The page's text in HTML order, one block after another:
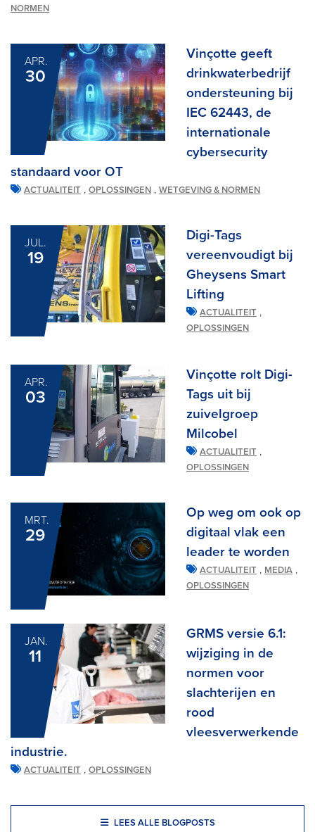
NORMEN
APR.
30
Vinçotte geeft
drinkwaterbedrijf
ondersteuning bij
IEC 62443, de
internationale
cybersecurity
standaard voor OT
ACTUALITEIT , OPLOSSINGEN , WETGEVING & NORMEN
JUL.
19
Digi-Tags
vereenvoudigt bij
Gheysens Smart
Lifting
ACTUALITEIT ,
OPLOSSINGEN
APR.
03
Vinçotte rolt Digi-
Tags uit bij
zuivelgroep
Milcobel
ACTUALITEIT ,
OPLOSSINGEN
MRT.
29
Op weg om ook op
digitaal vlak een
leader te worden
ACTUALITEIT , MEDIA ,
OPLOSSINGEN
JAN.
11
GRMS versie 6.1:
wijziging in de
normen voor
slachterijen en
rood
vleesverwerkende
industrie.
ACTUALITEIT , OPLOSSINGEN
LEES ALLE BLOGPOSTS